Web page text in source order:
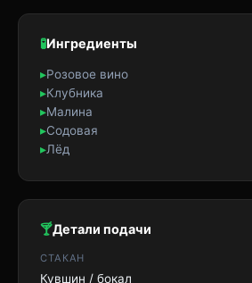
🧪Ингредиенты
▸Розовое вино
▸Клубника
▸Малина
▸Содовая
▸Лёд
🍸Детали подачи
СТАКАН
Кувшин / бокал